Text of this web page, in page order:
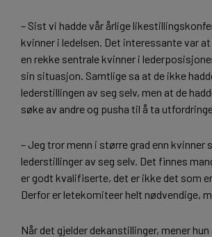
– Sist vi hadde vår årlige
kvinner i ledelsen. Det interessante var
en rekke sentrale kvinner i
sin situasjon. Samtlige sa at de ikke
lederstillingen av seg selv, men at de
søke av andre og pusha til å ta
– Jeg tror menn i større grad enn kvinner
lederstillinger av seg selv. Det finnes
er godt kvalifiserte, det er ikke det som
Derfor er letekomiteer helt nødvendige,
Når det gjelder dekanstillinger, mener